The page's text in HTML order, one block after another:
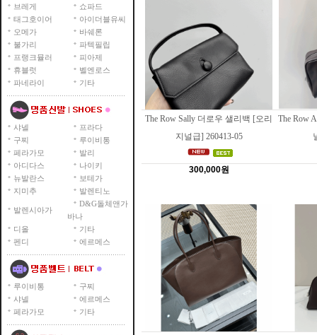
브레게
쇼파드
태그호이어
아이더블유씨
오메가
바쉐론
불가리
파텍필립
프랭크뮬러
피아제
휴블럿
벨엔로스
파네라이
기타
샤넬
프라다
구찌
루이비통
페라가모
발리
아디다스
나이키
뉴발란스
보테가
지미추
발렌티노
발렌시아가
D&G돌체앤가
바나
디올
기타
펜디
에르메스
루이비통
구찌
샤넬
에르메스
페라가모
기타
The Row Sally 더로우 샐리백 [오리
지널급] 260413-05
300,000원
The Row